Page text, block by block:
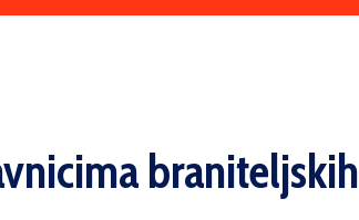
braniteljskih